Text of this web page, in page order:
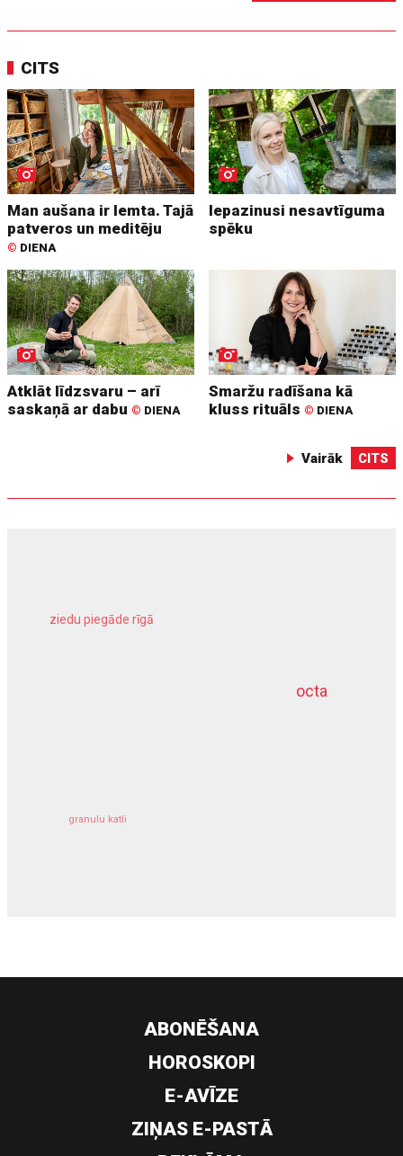
CITS
Man aušana ir lemta. Tajā
patveros un meditēju
© DIENA
Iepazinusi nesavtīguma
spēku
Atklāt līdzsvaru – arī
saskaņā ar dabu © DIENA
Smaržu radīšana kā
kluss rituāls © DIENA
Vairāk CITS
octa
ziedu piegāde rīgā
granulu katli
dziļurbums
ABONĒŠANA
HOROSKOPI
E-AVĪZE
ZIŅAS E-PASTĀ